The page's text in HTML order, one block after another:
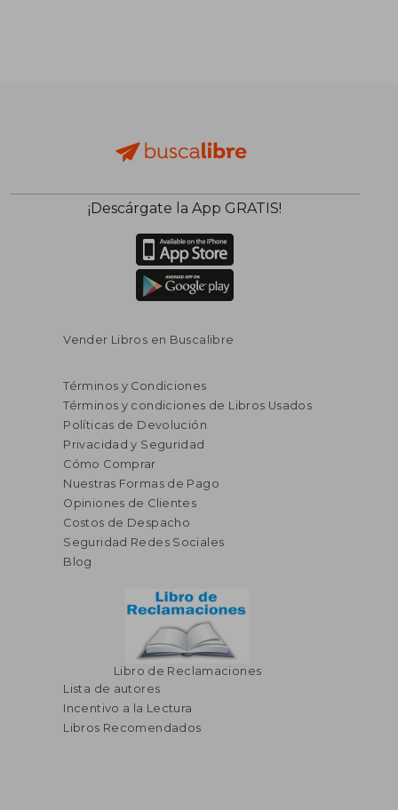
55%
dcto.
S/ 182,24
S/ 82,01
¡Descárgate la App GRATIS!
Vender Libros en Buscalibre
Términos y Condiciones
Términos y condiciones de Libros Usados
Políticas de Devolución
Privacidad y Seguridad
Cómo Comprar
Nuestras Formas de Pago
Opiniones de Clientes
Costos de Despacho
Seguridad Redes Sociales
Blog
Libro de Reclamaciones
Lista de autores
Incentivo a la Lectura
Libros Recomendados